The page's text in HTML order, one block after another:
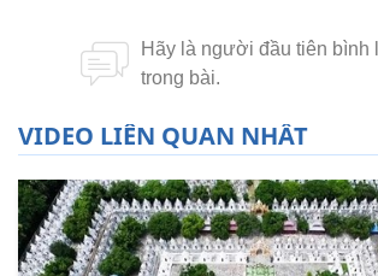
VIDEO LIÊN QUAN NHẤT